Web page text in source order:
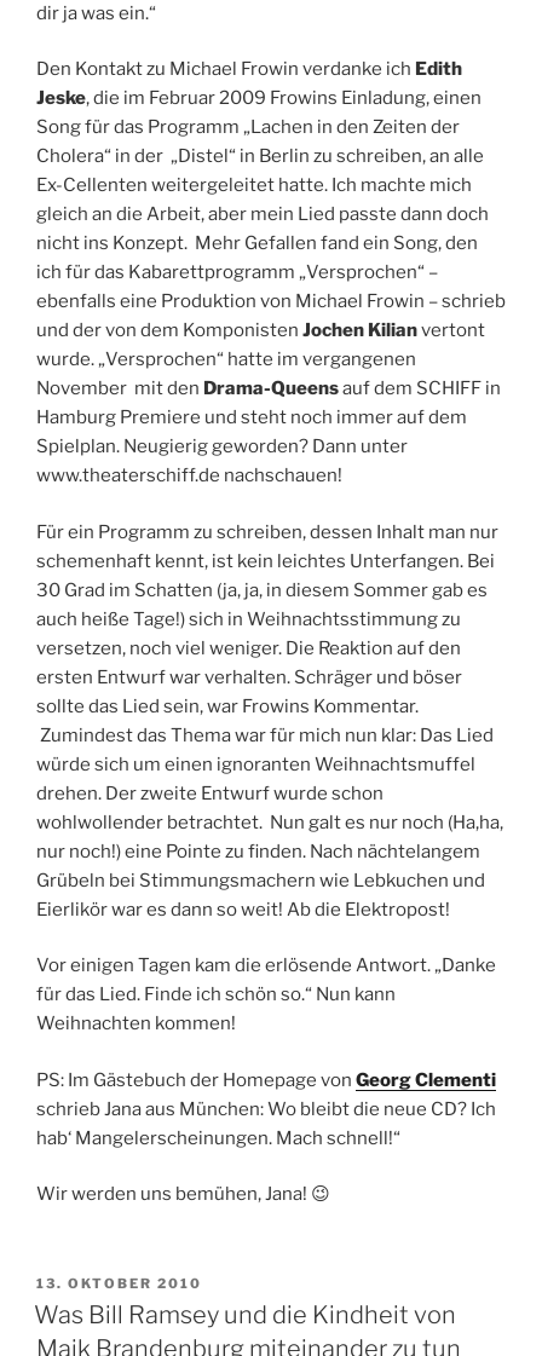
dir ja was ein.“
Den Kontakt zu Michael Frowin verdanke ich Edith
Jeske, die im Februar 2009 Frowins Einladung, einen
Song für das Programm „Lachen in den Zeiten der
Cholera“ in der „Distel“ in Berlin zu schreiben, an alle
Ex-Cellenten weitergeleitet hatte. Ich machte mich
gleich an die Arbeit, aber mein Lied passte dann doch
nicht ins Konzept. Mehr Gefallen fand ein Song, den
ich für das Kabarettprogramm „Versprochen“ –
ebenfalls eine Produktion von Michael Frowin – schrieb
und der von dem Komponisten Jochen Kilianvertont
wurde. „Versprochen“ hatte im vergangenen
November mit den Drama-Queensauf dem SCHIFF in
Hamburg Premiere und steht noch immer auf dem
Spielplan. Neugierig geworden? Dann unter
www.theaterschiff.de nachschauen!
Für ein Programm zu schreiben, dessen Inhalt man nur
schemenhaft kennt, ist kein leichtes Unterfangen. Bei
30 Grad im Schatten (ja, ja, in diesem Sommer gab es
auch heiße Tage!) sich in Weihnachtsstimmung zu
versetzen, noch viel weniger. Die Reaktion auf den
ersten Entwurf war verhalten. Schräger und böser
sollte das Lied sein, war Frowins Kommentar.
Zumindest das Thema war für mich nun klar: Das Lied
würde sich um einen ignoranten Weihnachtsmuffel
drehen. Der zweite Entwurf wurde schon
wohlwollender betrachtet. Nun galt es nur noch (Ha,ha,
nur noch!) eine Pointe zu finden. Nach nächtelangem
Grübeln bei Stimmungsmachern wie Lebkuchen und
Eierlikör war es dann so weit! Ab die Elektropost!
Vor einigen Tagen kam die erlösende Antwort. „Danke
für das Lied. Finde ich schön so.“ Nun kann
Weihnachten kommen!
PS: Im Gästebuch der Homepage von Georg Clementi
schrieb Jana aus München: Wo bleibt die neue CD? Ich
hab‘ Mangelerscheinungen. Mach schnell!“
Wir werden uns bemühen, Jana! 😉
VERÖFFENTLICHT
AM
13. OKTOBER 2010
Was Bill Ramsey und die Kindheit von
Maik Brandenburg miteinander zu tun